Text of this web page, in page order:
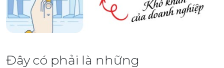
Đây có phải là những